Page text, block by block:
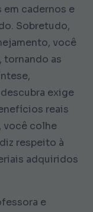
em cadernos e
Sobretudo,
você
tornando as
exige
reais
você colhe
respeito à
adquiridos
e